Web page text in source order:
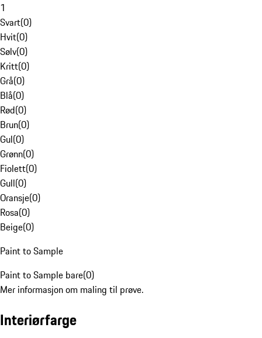
1
Svart(0)
Hvit(0)
Sølv(0)
Kritt(0)
Grå(0)
Blå(0)
Rød(0)
Brun(0)
Gul(0)
Grønn(0)
Fiolett(0)
Gull(0)
Oransje(0)
Rosa(0)
Beige(0)
Paint to Sample
Paint to Sample bare(0)
Mer informasjon om maling til prøve.
Interiørfarge